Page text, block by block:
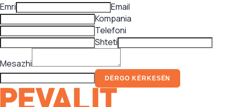
Emri
Email
Kompania
Telefoni
Shteti
Mesazhi
DËRGO KËRKESËN